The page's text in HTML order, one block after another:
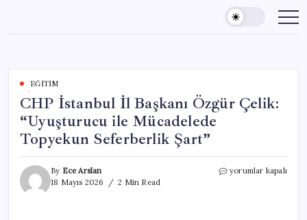
content
EĞITIM
CHP İstanbul İl Başkanı Özgür Çelik:
“Uyuşturucu ile Mücadelede
Topyekun Seferberlik Şart”
By Ece Arslan
18 Mayıs 2026
2 Min Read
CHP
yorumlar kapalı